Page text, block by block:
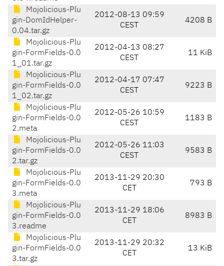
Mojolicious-Plu
gin-DomIdHelper-
0.04.tar.gz
2012-08-13 09:59
CEST
4208 B
Mojolicious-Plu
gin-FormFields-0.0
1_01.tar.gz
2012-04-13 08:27
CEST
11 KiB
Mojolicious-Plu
gin-FormFields-0.0
1_02.tar.gz
2012-04-17 07:47
CEST
9223 B
Mojolicious-Plu
gin-FormFields-0.0
2.meta
2012-05-26 10:59
CEST
1183 B
Mojolicious-Plu
gin-FormFields-0.0
2.tar.gz
2012-05-26 11:03
CEST
9583 B
Mojolicious-Plu
gin-FormFields-0.0
3.meta
2013-11-29 20:30
CET
793 B
Mojolicious-Plu
gin-FormFields-0.0
3.readme
2013-11-29 18:06
CET
8983 B
Mojolicious-Plu
gin-FormFields-0.0
3.tar.gz
2013-11-29 20:32
CET
13 KiB